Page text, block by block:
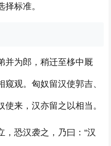
标准。
并为郎，稍迁至栘中厩
观。匈奴留汉使郭吉、
来，汉亦留之以相当。
，恐汉袭之，乃曰：“汉